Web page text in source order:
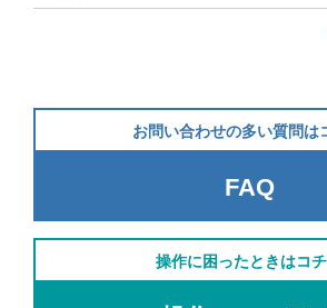
お問い合わせの多い質問は
FAQ
操作に困ったときはコ